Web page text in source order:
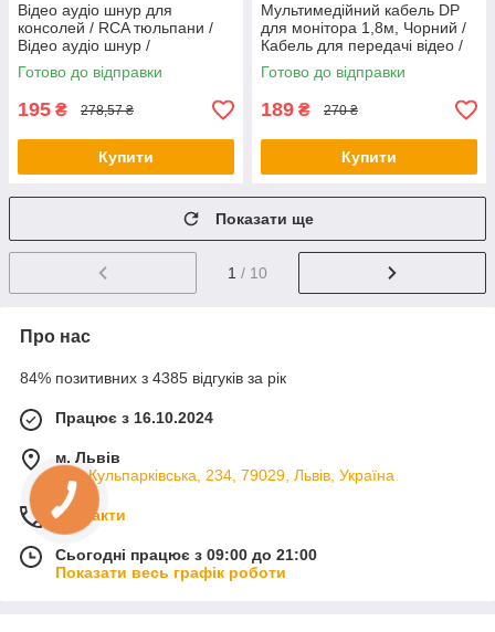
Відео аудіо шнур для
консолей / RCA тюльпани /
Відео аудіо шнур /
Композитний кабель AV
Готово до відправки
195 ₴ 278,57 ₴
Купити
Мультимедійний кабель DP
для монітора 1,8м, Чорний /
Кабель для передачі відео /
Кабель для моніторів та ПК
Готово до відправки
189 ₴ 270 ₴
Купити
Показати ще
1 / 10
Про нас
84% позитивних з 4385 відгуків за рік
Працює з 16.10.2024
м. Львів
вул. Кульпарківська, 234, 79029, Львів, Україна
Контакти
Сьогодні працює з 09:00 до 21:00
Показати весь графік роботи